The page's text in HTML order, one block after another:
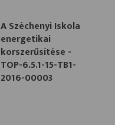
A Széchenyi Iskola
energetikai
korszerűsítése -
TOP-6.5.1-15-TB1-
2016-00003